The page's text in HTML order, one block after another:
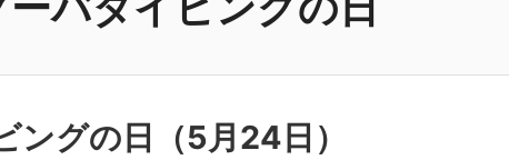
ングの日（5月24日 ）